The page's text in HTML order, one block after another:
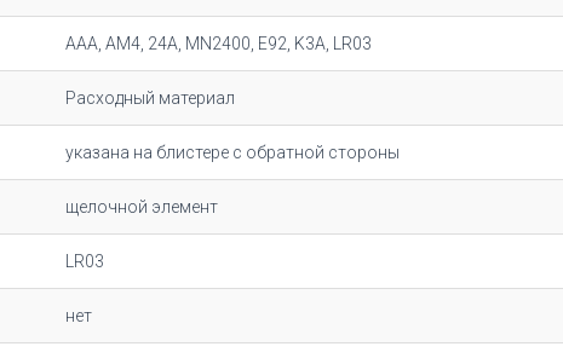
AAA, AM4, 24A, MN2400, E92, K3A, LR03
Расходный материал
указана на блистере с обратной стороны
щелочной элемент
LR03
нет